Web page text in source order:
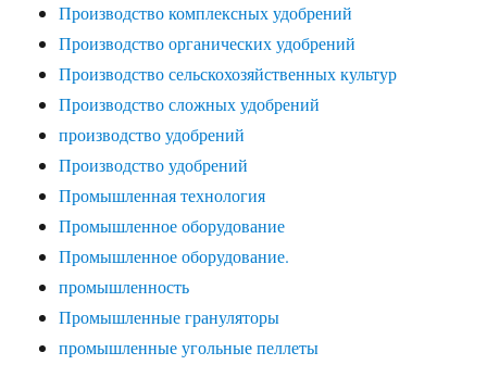
Производство комплексных удобрений
Производство органических удобрений
Производство сельскохозяйственных культур
Производство сложных удобрений
производство удобрений
Производство удобрений
Промышленная технология
Промышленное оборудование
Промышленное оборудование.
промышленность
Промышленные грануляторы
промышленные угольные пеллеты